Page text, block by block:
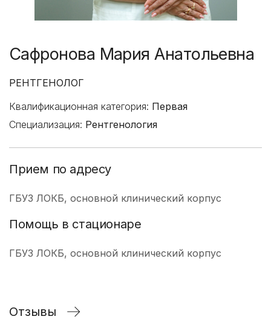
Сафронова Мария Анатольевна
РЕНТГЕНОЛОГ
Квалификационная категория: Первая
Специализация: Рентгенология
Прием по адресу
ГБУЗ ЛОКБ, основной клинический корпус
Помощь в стационаре
ГБУЗ ЛОКБ, основной клинический корпус
Отзывы